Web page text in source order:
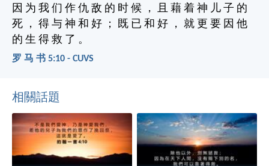
因 为 我 们 作 仇 敌 的 时 候 ， 且 藉 着 神 儿 子 的
死 ， 得 与 神 和 好 ； 既 已 和 好 ， 就 更 要 因 他
的 生 得 救 了 。
罗 马 书 5:10 - CUVS
相關話題